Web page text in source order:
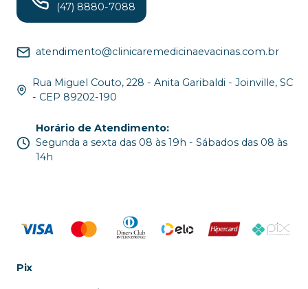
(47) 8880-7088
atendimento@clinicaremedicinaevacinas.com.br
Rua Miguel Couto, 228 - Anita Garibaldi - Joinville, SC
- CEP 89202-190
Horário de Atendimento:
Segunda a sexta das 08 às 19h - Sábados das 08 às
14h
Pix